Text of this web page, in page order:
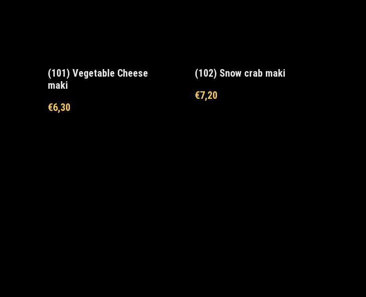
(101) Vegetable Cheese
maki
€6,30
(102) Snow crab maki
€7,20